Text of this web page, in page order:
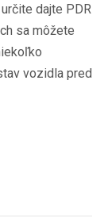
dajte PDR
sa môžete
vozidla pred